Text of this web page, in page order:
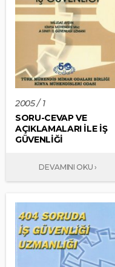
2005 / 1
SORU-CEVAP VE
AÇIKLAMALARI İLE İŞ
GÜVENLİĞİ